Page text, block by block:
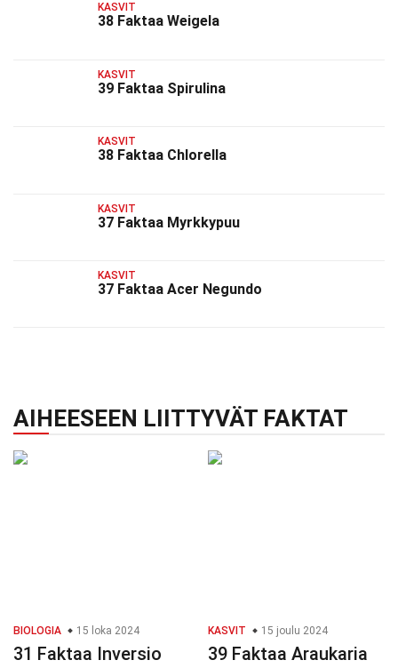
KASVIT
38 Faktaa Weigela
KASVIT
39 Faktaa Spirulina
KASVIT
38 Faktaa Chlorella
KASVIT
37 Faktaa Myrkkypuu
KASVIT
37 Faktaa Acer Negundo
AIHEESEEN LIITTYVÄT FAKTAT
BIOLOGIA 15 loka 2024
31 Faktaa Inversio
KASVIT 15 joulu 2024
39 Faktaa Araukaria